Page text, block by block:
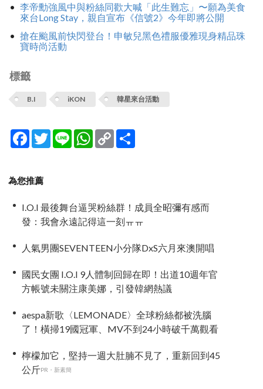
李帝勳強風中與粉絲同歡大喊「此生難忘」〜願為美食
來台Long Stay，親自宣布《信號2》今年即將公開
搶在颱風前快閃登台！申敏兒黑色禮服優雅現身精品珠
寶時尚活動
標籤
B.I iKON 韓星來台活動
Facebook
TwitterLine WhatsApp
Copy
Link
為您推薦
I.O.I 最後舞台逼哭粉絲群！成員全昭彌有感而
發：我會永遠記得這一刻ㅠㅠ
人氣男團SEVENTEEN小分隊DxS六月來澳開唱
國民女團 I.O.I 9人體制回歸在即！出道10週年官
方帳號未關注康美娜，引發韓網熱議
aespa新歌〈LEMONADE〉全球粉絲都被洗腦
了！橫掃19國冠軍、MV不到24小時破千萬觀看
檸檬加它，堅持一週大肚腩不見了，重新回到45
公斤PR・新素簡